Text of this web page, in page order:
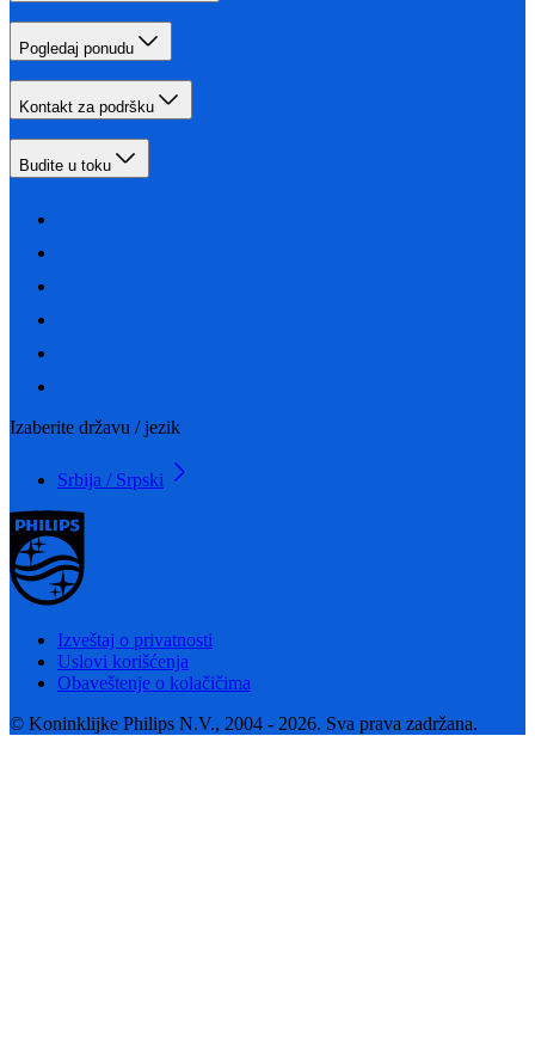
Pogledaj ponudu
Kontakt za podršku
Budite u toku
Izaberite državu / jezik
Srbija / Srpski
Izveštaj o privatnosti
Uslovi korišćenja
Obaveštenje o kolačičima
© Koninklijke Philips N.V., 2004 - 2026. Sva prava zadržana.